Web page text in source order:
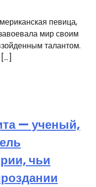
певица,
мир своим
талантом.
— ученый,
чьи